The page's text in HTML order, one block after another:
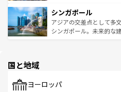
参照してほしい。
激する。気候は一年中温
が待っている。親しみや
た文化、そして多様な観
み、どこを訪れても感動
ており、効率よく見どこ
うな絶景から文化的な体
シンガポール
アジアの交差点として多
シンガポール。未来的な
で、ホーカーズは地元の
国と地域
ヨーロッパ